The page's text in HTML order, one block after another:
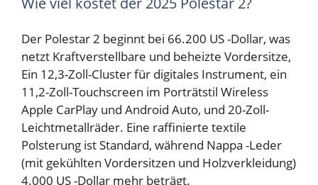
Der Polestar 2 beginnt bei 66.200 US -Dollar, was
netzt Kraftverstellbare und beheizte Vordersitze,
Ein 12,3-Zoll-Cluster für digitales Instrument, ein
11,2-Zoll-Touchscreen im Porträtstil Wireless
Apple CarPlay und Android Auto, und 20-Zoll-
Leichtmetallräder. Eine raffinierte textile
Polsterung ist Standard, während Nappa -Leder
(mit gekühlten Vordersitzen und Holzverkleidung)
4.000 US -Dollar mehr beträgt.